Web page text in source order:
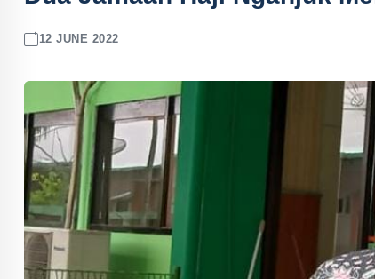
12 JUNE 2022